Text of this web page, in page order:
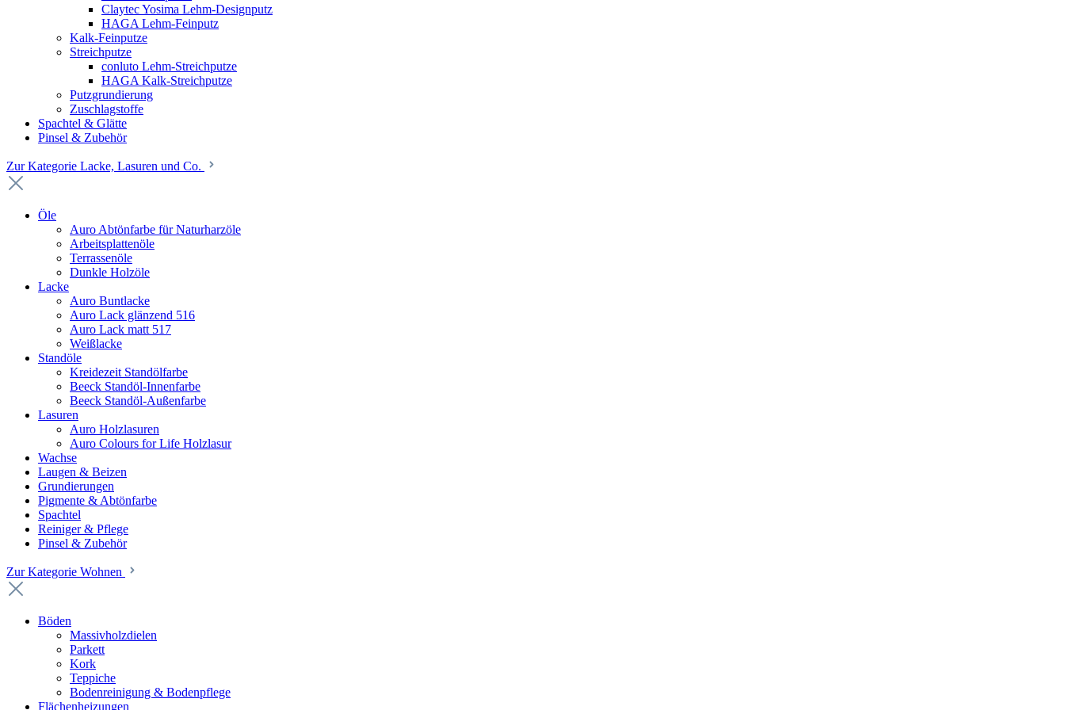
Claytec Yosima Lehm-Designputz
HAGA Lehm-Feinputz
Kalk-Feinputze
Streichputze
conluto Lehm-Streichputze
HAGA Kalk-Streichputze
Putzgrundierung
Zuschlagstoffe
Spachtel & Glätte
Pinsel & Zubehör
Zur Kategorie Lacke, Lasuren und Co.
Öle
Auro Abtönfarbe für Naturharzöle
Arbeitsplattenöle
Terrassenöle
Dunkle Holzöle
Lacke
Auro Buntlacke
Auro Lack glänzend 516
Auro Lack matt 517
Weißlacke
Standöle
Kreidezeit Standölfarbe
Beeck Standöl-Innenfarbe
Beeck Standöl-Außenfarbe
Lasuren
Auro Holzlasuren
Auro Colours for Life Holzlasur
Wachse
Laugen & Beizen
Grundierungen
Pigmente & Abtönfarbe
Spachtel
Reiniger & Pflege
Pinsel & Zubehör
Zur Kategorie Wohnen
Böden
Massivholzdielen
Parkett
Kork
Teppiche
Bodenreinigung & Bodenpflege
Flächenheizungen